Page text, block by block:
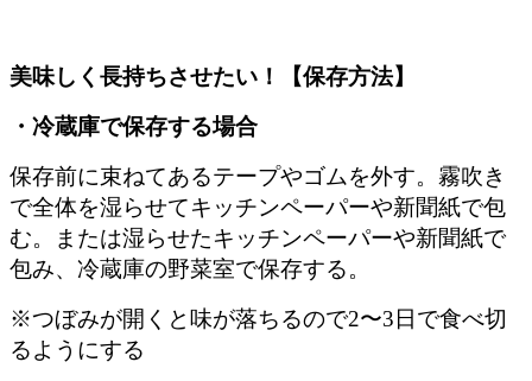
美味しく長持ちさせたい！【保存方法】
・冷蔵庫で保存する場合
保存前に束ねてあるテープやゴムを外す。霧吹き
で全体を湿らせてキッチンペーパーや新聞紙で包
む。または湿らせたキッチンペーパーや新聞紙で
包み、冷蔵庫の野菜室で保存する。
※つぼみが開くと味が落ちるので2〜3日で食べ切
るようにする